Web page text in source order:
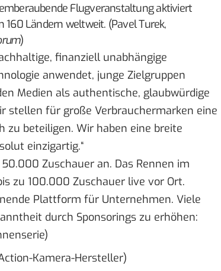
Flugveranstaltung aktiviert
Ländern weltweit. (Pavel Turek,
)
finanziell unabhängige
anwendet, junge Zielgruppen
Medien als authentische, glaubwürdige
stellen für große Verbrauchermarken eine
zu beteiligen. Wir haben eine breite
einzigartig.“
Zuschauer an. Das Rennen im
zu 100.000 Zuschauer live vor Ort.
Plattform für Unternehmen. Viele
durch Sponsorings zu erhöhen:
Kamera-Hersteller)